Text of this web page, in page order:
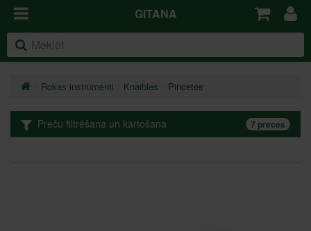
GITANA
Rokas instrumenti Knaibles Pincetes
Preču filtrēšana un kārtošana 7 preces